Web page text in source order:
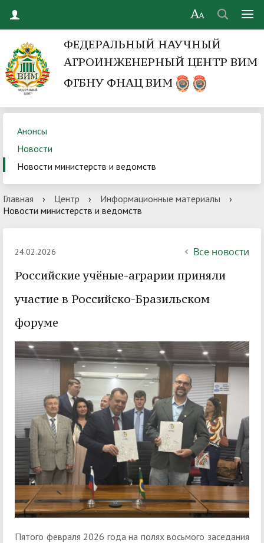
ФЕДЕРАЛЬНЫЙ НАУЧНЫЙ
АГРОИНЖЕНЕРНЫЙ ЦЕНТР ВИМ
ФГБНУ ФНАЦ ВИМ
Анонсы
Новости
Новости министерств и ведомств
Главная › Центр › Информационные материалы
›
Новости министерств и ведомств
24.02.2026 Все новости
Российские учёные-аграрии приняли
участие в Российско-Бразильском
форуме
Пятого февраля 2026 года на полях восьмого заседания